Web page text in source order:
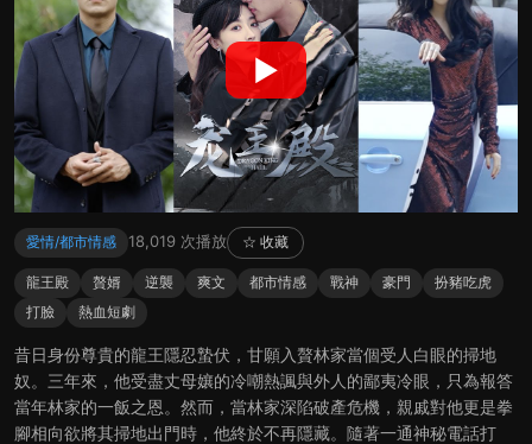
▶
愛情/都市情感 18,019 次播放 ☆ 收藏
龍王殿 贅婿 逆襲 爽文 都市情感 戰神 豪門
扮豬吃虎
打臉
熱血短劇
昔日身份尊貴的龍王隱忍蟄伏，甘願入贅林家當個受人白眼的掃地
奴。三年來，他受盡丈母孃的冷嘲熱諷與外人的鄙夷冷眼，只為報答
當年林家的一飯之恩。然而，當林家深陷破產危機，親戚對他更是拳
腳相向欲將其掃地出門時，他終於不再隱藏。隨著一通神秘電話打